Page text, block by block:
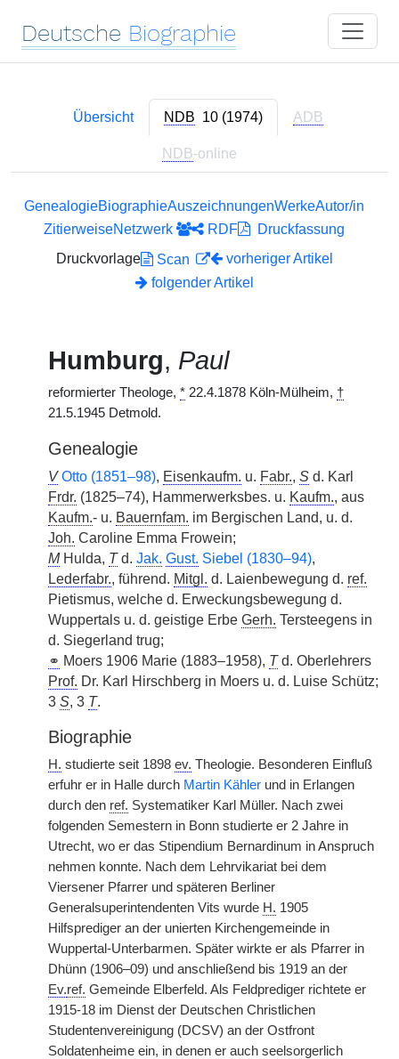
Deutsche Biographie
Übersicht NDB 10 (1974) ADB
NDB-online
GenealogieBiographieAuszeichnungenWerkeAutor/in
ZitierweiseNetzwerk RDF
Druckfassung
Druckvorlage
Scan
vorheriger Artikel
folgender Artikel
Humburg, Paul
reformierter Theologe, * 22.4.1878 Köln-Mülheim, †
21.5.1945 Detmold.
Genealogie
V Otto (1851–98), Eisenkaufm. u. Fabr., S d. Karl
Frdr. (1825–74), Hammerwerksbes. u. Kaufm., aus
Kaufm.- u. Bauernfam. im Bergischen Land, u. d.
Joh. Caroline Emma Frowein;
MHulda, Td. Jak. Gust. Siebel (1830–94),
Lederfabr., führend. Mitgl. d. Laienbewegung d. ref.
Pietismus, welche d. Erweckungsbewegung d.
Wuppertals u. d. geistige Erbe Gerh. Tersteegens in
d. Siegerland trug;
⚭ Moers 1906 Marie (1883–1958), Td. Oberlehrers
Prof. Dr. Karl Hirschberg in Moers u. d. Luise Schütz;
3 S, 3 T.
Biographie
H. studierte seit 1898 ev. Theologie. Besonderen Einfluß
erfuhr er in Halle durch Martin Kähler und in Erlangen
durch den ref. Systematiker Karl Müller. Nach zwei
folgenden Semestern in Bonn studierte er 2 Jahre in
Utrecht, wo er das Stipendium Bernardinum in Anspruch
nehmen konnte. Nach dem Lehrvikariat bei dem
Viersener Pfarrer und späteren Berliner
Generalsuperintendenten Vits wurde H. 1905
Hilfsprediger an der unierten Kirchengemeinde in
Wuppertal-Unterbarmen. Später wirkte er als Pfarrer in
Dhünn (1906–09) und anschließend bis 1919 an der
Ev.ref. Gemeinde Elberfeld. Als Feldprediger richtete er
1915-18 im Dienst der Deutschen Christlichen
Studentenvereinigung (DCSV) an der Ostfront
Soldatenheime ein, in denen er auch seelsorgerlich